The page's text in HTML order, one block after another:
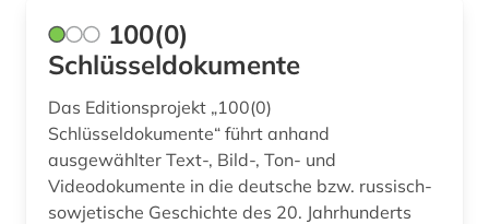
judaistik (1)
juden (1)
jugendliteratur (1)
100(0)
Schlüsseldokumente
Das Editionsprojekt „100(0)
Schlüsseldokumente“ führt anhand
ausgewählter Text-, Bild-, Ton- und
Videodokumente in die deutsche bzw. russisch-
sowjetische Geschichte des 20. Jahrhunderts